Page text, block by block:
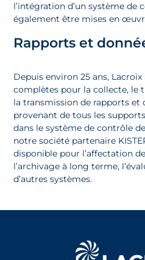
l’intégration d’un système de
également être mises en
Rapports et
Depuis environ 25 ans,
complètes pour la collecte, le
la transmission de rapports et
provenant de tous les
dans le système de contrôle
notre société partenaire
disponible pour l’affectation
l’archivage à long terme,
d’autres systèmes.